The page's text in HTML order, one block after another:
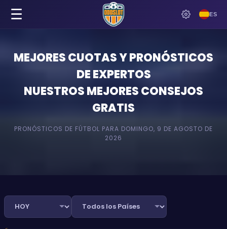
ES
☰
MEJORES CUOTAS Y PRONÓSTICOS
DE EXPERTOS
NUESTROS MEJORES CONSEJOS
GRATIS
PRONÓSTICOS DE FÚTBOL PARA DOMINGO, 9 DE AGOSTO DE
2026